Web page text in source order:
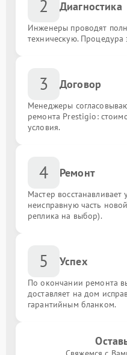
2 Диагностика
Инженеры проводят
техническую.
3 Договор
Менеджеры
ремонта Prestigio:
условия.
4 Ремонт
Мастер восстанавливает
неисправную часть
реплика на выбор).
5 Успех
По окончании ремонта
доставляет на дом
гарантийным бланком.